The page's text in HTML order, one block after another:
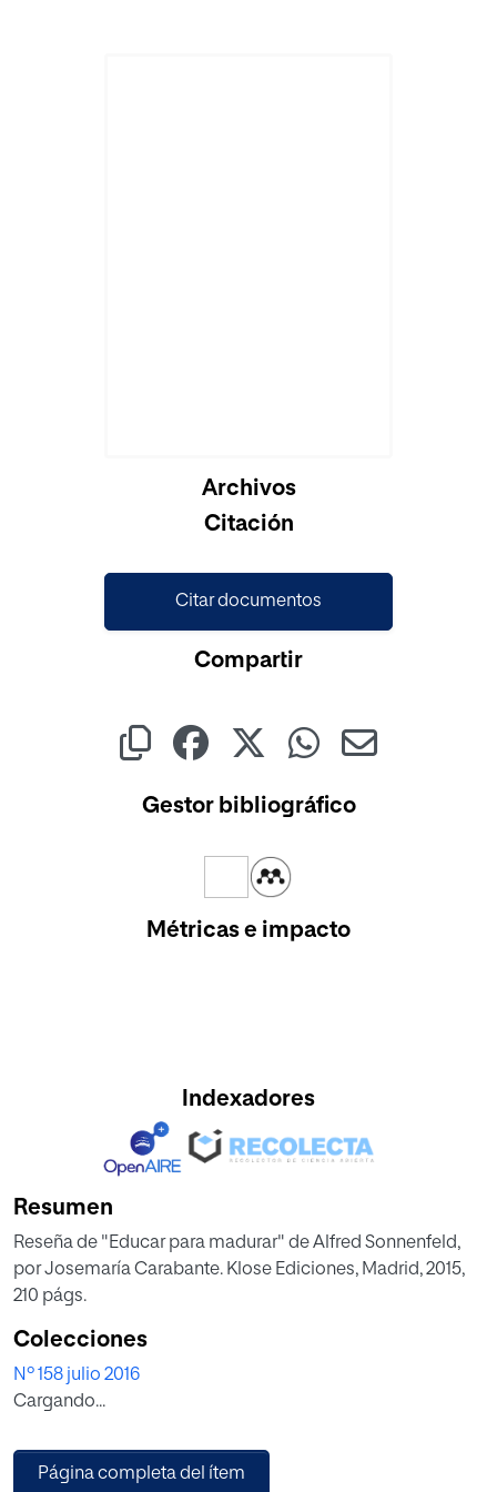
Archivos
Citación
Citar documentos
Compartir
Gestor bibliográfico
Métricas e impacto
Indexadores
Resumen
Reseña de "Educar para madurar" de Alfred Sonnenfeld,
por Josemaría Carabante. Klose Ediciones, Madrid, 2015,
210 págs.
Colecciones
Nº 158 julio 2016
Cargando...
Página completa del ítem